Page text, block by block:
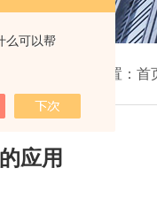
么可以帮
我的位置： 首
应用